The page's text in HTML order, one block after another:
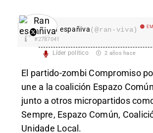
Ran españiva(@ran-viva)
#2787041
Líder político 2 años hace
El partido-zombi Compromiso
une a la coalición Espazo
junto a otros micropartidos
Sempre, Espazo Común,
Unidade Local.